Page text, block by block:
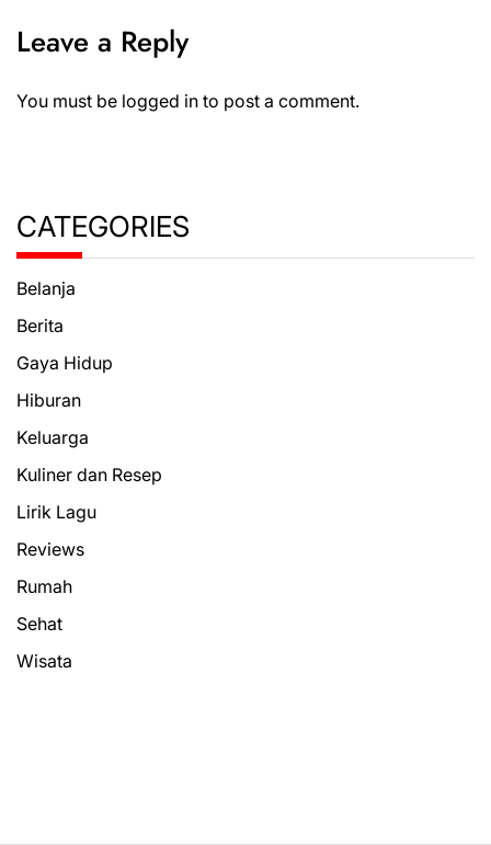
Leave a Reply
You must be logged in to post a comment.
CATEGORIES
Belanja
Berita
Gaya Hidup
Hiburan
Keluarga
Kuliner dan Resep
Lirik Lagu
Reviews
Rumah
Sehat
Wisata